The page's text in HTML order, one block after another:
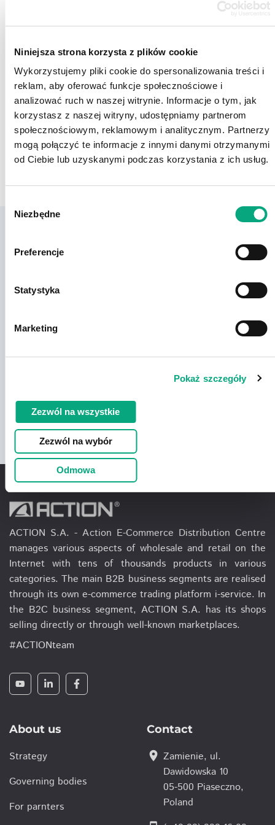
Niniejsza strona korzysta z plików cookie
Wykorzystujemy pliki cookie do spersonalizowania treści i
reklam, aby oferować funkcje społecznościowe i
analizować ruch w naszej witrynie. Informacje o tym, jak
korzystasz z naszej witryny, udostępniamy partnerom
społecznościowym, reklamowym i analitycznym. Partnerzy
mogą połączyć te informacje z innymi danymi otrzymanymi
od Ciebie lub uzyskanymi podczas korzystania z ich usług.
zgody
Niezbędne
Preferencje
Statystyka
Marketing
Pokaż szczegóły
Zezwól na wszystkie
Zezwól na wybór
Odmowa
picture_as_pdf
ACTION S.A. - Action E-Commerce Distribution Centre
manages various aspects of wholesale and retail on the
Internet with tens of thousands products in various
categories. The main B2B business segments are realised
through its own e-commerce trading platform i-service. In
the B2C business segment, ACTION S.A. has its shops
selling directly or through well-known marketplaces.
#ACTIONteam
About us
Strategy
Governing bodies
For parnters
Contact
location_on Zamienie, ul.
Dawidowska 10
05-500 Piaseczno,
Poland